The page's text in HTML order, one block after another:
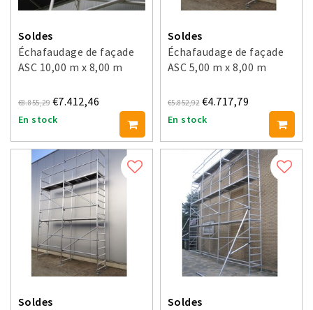
Soldes
Échafaudage de façade
ASC 10,00 m x 8,00 m
€8.855,29 €7.412,46
En stock
Soldes
Échafaudage de façade
ASC 5,00 m x 8,00 m
€5.852,92 €4.717,79
En stock
Soldes
Soldes